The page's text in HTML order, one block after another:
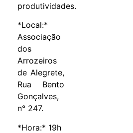
produtividades.
*Local:*
Associação
dos
Arrozeiros
de Alegrete,
Rua Bento
Gonçalves,
n° 247.
*Hora:* 19h